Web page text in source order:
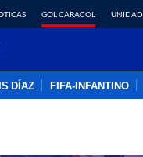
GOL CARACOL UNIDAD
DÍAZ FIFA-INFANTINO